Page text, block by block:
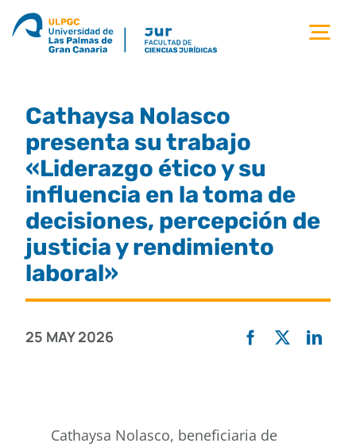
Saltar
titulaciones
estudiantes
calidad
Cathaysa Nolasco
presenta su trabajo
«Liderazgo ético y su
influencia en la toma de
decisiones, percepción de
justicia y rendimiento
laboral»
25 MAY 2026
Cathaysa Nolasco, beneficiaria de